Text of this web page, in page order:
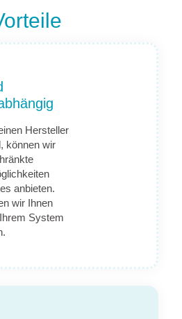
Hersteller
können wir
anbieten.
wir Ihnen
System